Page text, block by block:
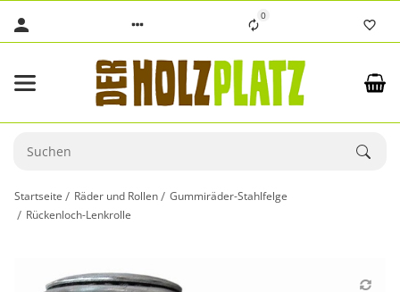
0
Startseite Räder und Rollen
Gummiräder-Stahlfelge
Rückenloch-Lenkrolle